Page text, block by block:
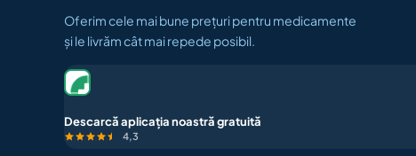
Oferim cele mai bune prețuri pentru medicamente
și le livrăm cât mai repede posibil.
Descarcă aplicația noastră gratuită
4,3